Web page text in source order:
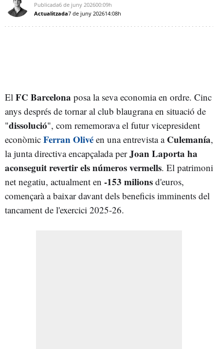
Publicada6 de juny 202600:09h
Actualitzada7 de juny 202614:08h
El FC Barcelona posa la seva economia en ordre. Cinc
anys després de tornar al club blaugrana en situació de
"dissolució", com rememorava el futur vicepresident
econòmic Ferran Olivé en una entrevista a Culemanía,
la junta directiva encapçalada perJoan Laporta ha
aconseguit revertir els números vermells. El patrimoni
net negatiu, actualment en -153 milions d'euros,
començarà a baixar davant dels beneficis imminents del
tancament de l'exercici 2025-26.